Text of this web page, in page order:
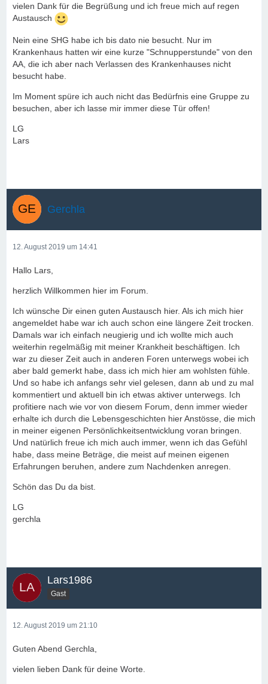
vielen Dank für die Begrüßung und ich freue mich auf regen
Austausch
Nein eine SHG habe ich bis dato nie besucht. Nur im
Krankenhaus hatten wir eine kurze "Schnupperstunde" von den
AA, die ich aber nach Verlassen des Krankenhauses nicht
besucht habe.
Im Moment spüre ich auch nicht das Bedürfnis eine Gruppe zu
besuchen, aber ich lasse mir immer diese Tür offen!
LG
Lars
Gerchla
12. August 2019 um 14:41
Hallo Lars,
herzlich Willkommen hier im Forum.
Ich wünsche Dir einen guten Austausch hier. Als ich mich hier
angemeldet habe war ich auch schon eine längere Zeit trocken.
Damals war ich einfach neugierig und ich wollte mich auch
weiterhin regelmäßig mit meiner Krankheit beschäftigen. Ich
war zu dieser Zeit auch in anderen Foren unterwegs wobei ich
aber bald gemerkt habe, dass ich mich hier am wohlsten fühle.
Und so habe ich anfangs sehr viel gelesen, dann ab und zu mal
kommentiert und aktuell bin ich etwas aktiver unterwegs. Ich
profitiere nach wie vor von diesem Forum, denn immer wieder
erhalte ich durch die Lebensgeschichten hier Anstösse, die mich
in meiner eigenen Persönlichkeitsentwicklung voran bringen.
Und natürlich freue ich mich auch immer, wenn ich das Gefühl
habe, dass meine Beträge, die meist auf meinen eigenen
Erfahrungen beruhen, andere zum Nachdenken anregen.
Schön das Du da bist.
LG
gerchla
Lars1986
Gast
12. August 2019 um 21:10
Guten Abend Gerchla,
vielen lieben Dank für deine Worte.